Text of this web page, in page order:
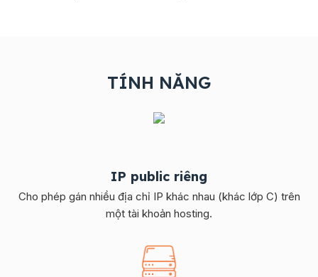
TÍNH NĂNG
IP public riêng
Cho phép gán nhiều địa chỉ IP khác nhau (khác lớp C) trên
một tài khoản hosting.